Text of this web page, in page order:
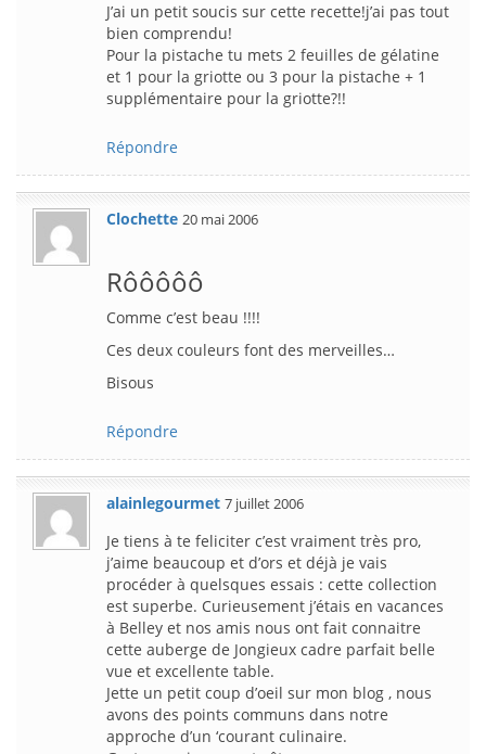
J’ai un petit soucis sur cette recette!j’ai pas tout
bien comprendu!
Pour la pistache tu mets 2 feuilles de gélatine
et 1 pour la griotte ou 3 pour la pistache + 1
supplémentaire pour la griotte?!!
Répondre
Clochette 20 mai 2006
Rôôôôô
Comme c’est beau !!!!
Ces deux couleurs font des merveilles…
Bisous
Répondre
alainlegourmet 7 juillet 2006
Je tiens à te feliciter c’est vraiment très pro,
j’aime beaucoup et d’ors et déjà je vais
procéder à quelsques essais : cette collection
est superbe. Curieusement j’étais en vacances
à Belley et nos amis nous ont fait connaitre
cette auberge de Jongieux cadre parfait belle
vue et excellente table.
Jette un petit coup d’oeil sur mon blog , nous
avons des points communs dans notre
approche d’un ‘courant culinaire.